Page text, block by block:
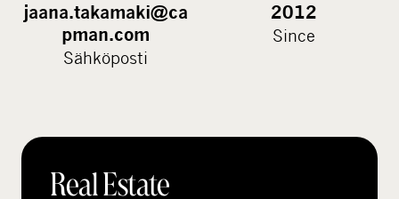
jaana.takamaki@ca
pman.com
Sähköposti
2012
Since
Real Estate